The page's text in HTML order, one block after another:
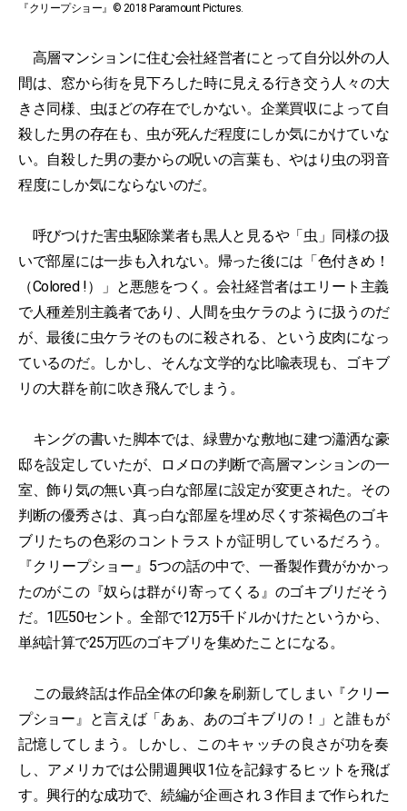
『クリープショー』© 2018 Paramount Pictures.
高層マンションに住む会社経営者にとって自分以外の人
間は、窓から街を見下ろした時に見える行き交う人々の大
きさ同様、虫ほどの存在でしかない。企業買収によって自
殺した男の存在も、虫が死んだ程度にしか気にかけていな
い。自殺した男の妻からの呪いの言葉も、やはり虫の羽音
程度にしか気にならないのだ。
呼びつけた害虫駆除業者も黒人と見るや「虫」同様の扱
いで部屋には一歩も入れない。帰った後には「色付きめ！
（Colored !）」と悪態をつく。会社経営者はエリート主義
で人種差別主義者であり、人間を虫ケラのように扱うのだ
が、最後に虫ケラそのものに殺される、という皮肉になっ
ているのだ。しかし、そんな文学的な比喩表現も、ゴキブ
リの大群を前に吹き飛んでしまう。
キングの書いた脚本では、緑豊かな敷地に建つ瀟洒な豪
邸を設定していたが、ロメロの判断で高層マンションの一
室、飾り気の無い真っ白な部屋に設定が変更された。その
判断の優秀さは、真っ白な部屋を埋め尽くす茶褐色のゴキ
ブリたちの色彩のコントラストが証明しているだろう。
『クリープショー』5つの話の中で、一番製作費がかかっ
たのがこの『奴らは群がり寄ってくる』のゴキブリだそう
だ。1匹50セント。全部で12万5千ドルかけたというから、
単純計算で25万匹のゴキブリを集めたことになる。
この最終話は作品全体の印象を刷新してしまい『クリー
プショー』と言えば「あぁ、あのゴキブリの！」と誰もが
記憶してしまう。しかし、このキャッチの良さが功を奏
し、アメリカでは公開週興収1位を記録するヒットを飛ば
す。興行的な成功で、続編が企画され３作目まで作られた